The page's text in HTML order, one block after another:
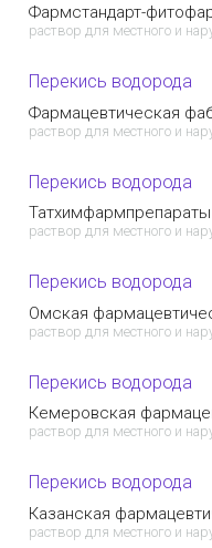
Фармстандарт-
раствор для местного и
Перекись водорода
Фармацевтическая
раствор для местного и
Перекись водорода
Татхимфармпрепараты
раствор для местного и
Перекись водорода
Омская
раствор для местного и
Перекись водорода
Кемеровская
раствор для местного и
Перекись водорода
Казанская
раствор для местного и